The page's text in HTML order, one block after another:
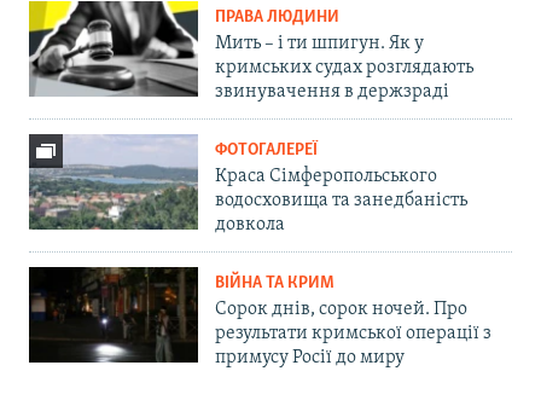
ПРАВА ЛЮДИНИ
Мить – і ти шпигун. Як у
кримських судах розглядають
звинувачення в держзраді
ФОТОГАЛЕРЕЇ
Краса Сімферопольського
водосховища та занедбаність
довкола
ВІЙНА ТА КРИМ
Сорок днів, сорок ночей. Про
результати кримської операції з
примусу Росії до миру